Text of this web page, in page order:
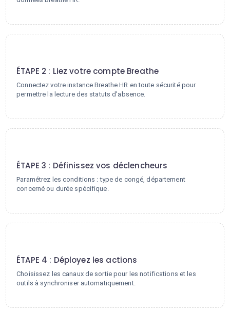
ÉTAPE 2 : Liez votre compte Breathe
Connectez votre instance Breathe HR en toute sécurité pour
permettre la lecture des statuts d'absence.
ÉTAPE 3 : Définissez vos déclencheurs
Paramétrez les conditions : type de congé, département
concerné ou durée spécifique.
ÉTAPE 4 : Déployez les actions
Choisissez les canaux de sortie pour les notifications et les
outils à synchroniser automatiquement.